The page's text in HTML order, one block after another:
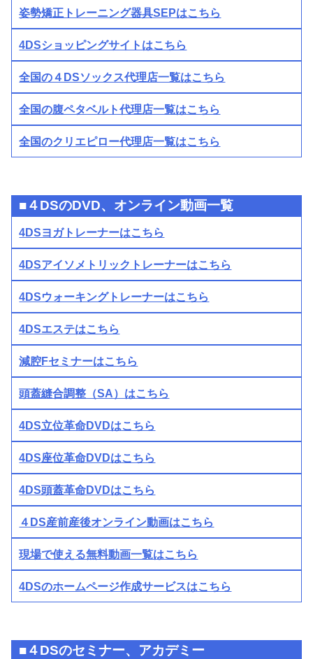
姿勢矯正トレーニング器具SEPはこちら
4DSショッピングサイトはこちら
全国の４DSソックス代理店一覧はこちら
全国の腹ペタベルト代理店一覧はこちら
全国のクリエピロー代理店一覧はこちら
■４DSのDVD、オンライン動画一覧
4DSヨガトレーナーはこちら
4DSアイソメトリックトレーナーはこちら
4DSウォーキングトレーナーはこちら
4DSエステはこちら
減腔Fセミナーはこちら
頭蓋縫合調整（SA）はこちら
4DS立位革命DVDはこちら
4DS座位革命DVDはこちら
4DS頭蓋革命DVDはこちら
４DS産前産後オンライン動画はこちら
現場で使える無料動画一覧はこちら
4DSのホームページ作成サービスはこちら
■４DSのセミナー、アカデミー